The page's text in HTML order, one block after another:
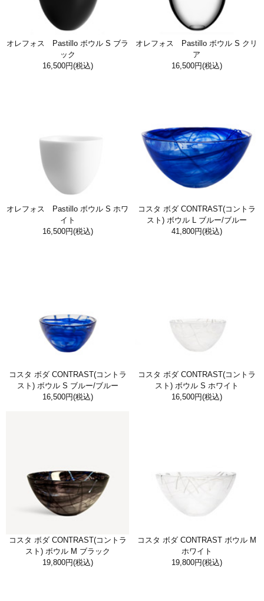
オレフォス Pastillo ボウル S ブラ
ック
16,500円(税込)
オレフォス Pastillo ボウル S クリ
ア
16,500円(税込)
オレフォス Pastillo ボウル S ホワ
イト
16,500円(税込)
コスタ ボダ CONTRAST(コントラ
スト) ボウル L ブルー/ブルー
41,800円(税込)
コスタ ボダ CONTRAST(コントラ
スト) ボウル S ブルー/ブルー
16,500円(税込)
コスタ ボダ CONTRAST(コントラ
スト) ボウル S ホワイト
16,500円(税込)
コスタ ボダ CONTRAST(コントラ
スト) ボウル M ブラック
19,800円(税込)
コスタ ボダ CONTRAST ボウル M
ホワイト
19,800円(税込)